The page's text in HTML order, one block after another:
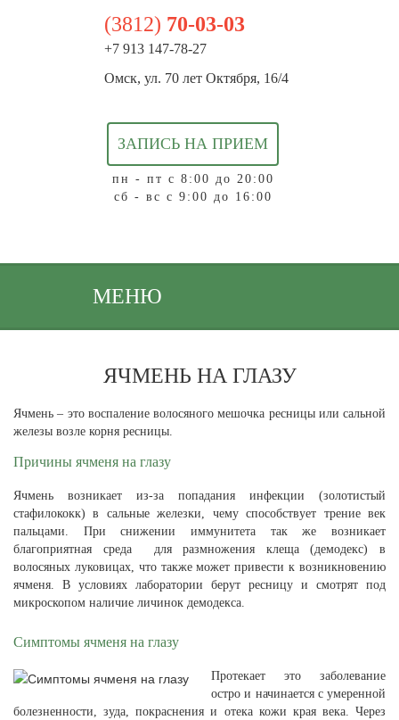
(3812) 70-03-03
+7 913 147-78-27
Омск, ул. 70 лет Октября, 16/4
ЗАПИСЬ НА ПРИЕМ
пн - пт с 8:00 до 20:00
сб - вс с 9:00 до 16:00
МЕНЮ
ЯЧМЕНЬ НА ГЛАЗУ
Ячмень – это воспаление волосяного мешочка ресницы или сальной
железы возле корня ресницы.
Причины ячменя на глазу
Ячмень возникает из-за попадания инфекции (золотистый
стафилококк) в сальные железки, чему способствует трение век
пальцами. При снижении иммунитета так же возникает
благоприятная среда для размножения клеща (демодекс) в
волосяных луковицах, что также может привести к возникновению
ячменя. В условиях лаборатории берут ресницу и смотрят под
микроскопом наличие личинок демодекса.
Симптомы ячменя на глазу
Протекает это заболевание
остро и начинается с умеренной
болезненности, зуда, покраснения и отека кожи края века. Через